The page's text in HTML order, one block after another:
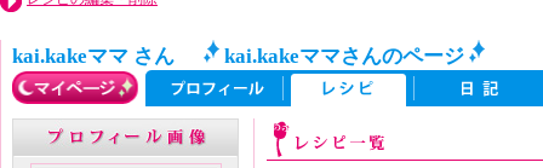
kai.kakeママ さん kai.kakeママさんのページ